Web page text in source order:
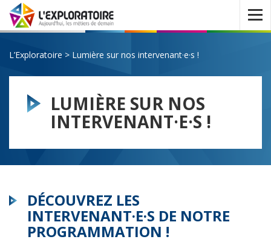
Ouvrir
le
menu
L’Exploratoire > Lumière sur nos intervenant·e·s !
LUMIÈRE SUR NOS
INTERVENANT·E·S !
DÉCOUVREZ LES
INTERVENANT·E·S DE NOTRE
PROGRAMMATION !